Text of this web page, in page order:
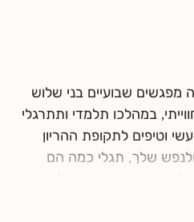
שבועיים בני שלוש
במהלכו תלמדי ותתרגלי
וטיפים לתקופת ההריון
שלך, תגלי כמה הם
אותם. את ומלווה
ועם הצוות הרפואי.